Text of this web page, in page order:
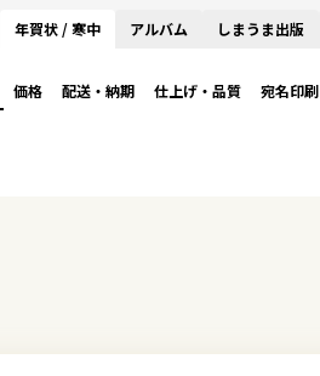
年賀状 / 寒中 アルバム しまうま出版
価格 配送・納期 仕上げ・品質 宛名印刷